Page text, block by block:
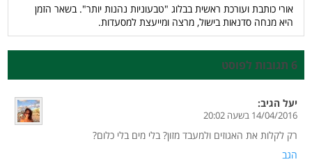
אורי כותבת ועורכת ראשית בבלוג "טבעוניות נהנות יותר". בשאר הזמן
היא מנחה סדנאות בישול, מרצה ומייעצת למסעדות.
6 תגובות לפוסט
יעל הגיב:
14/04/2016 בשעה 20:02
רק לקלות את האגוזים ולמעבד מזון? בלי מים בלי כלום?
הגב